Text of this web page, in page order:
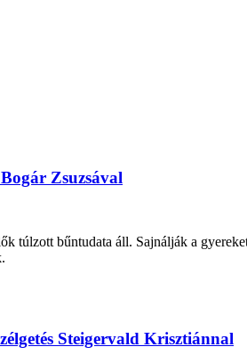
Zsuzsával
túlzott bűntudata áll. Sajnálják a
Steigervald Krisztiánnal